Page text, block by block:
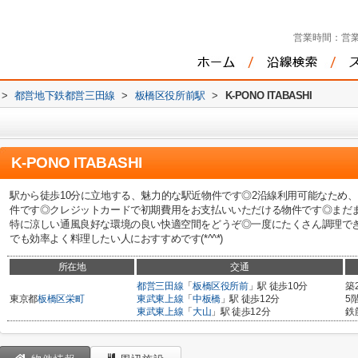
営業時間： 営
> 都営地下鉄都営三田線 > 板橋区役所前駅 > K-PONO ITABASHI
K-PONO ITABASHI
駅から徒歩10分に立地する、魅力的な駅近物件です◎2沿線利用可能なため
件です◎クレジットカードで初期費用をお支払いいただける物件です◎ま
特に涼しい通風良好な環境の良い快適空間をどうぞ◎一度にたくさん調理で
でも効率よく料理したい人におすすめです(*^^*)
所在地 交通
東京都板橋区栄町
都営三田線 「 板橋区役所前」駅 徒歩10分
東武東上線 「 中板橋」駅 徒歩12分
東武東上線 「 大山 」駅 徒歩12分
築
5
鉄